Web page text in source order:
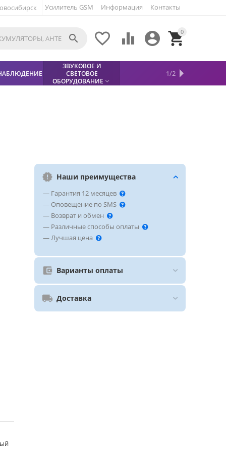
Усилитель GSM Информация Контакты
0


 

ЗВУКОВОЕ И
СВЕТОВОЕ
ОБОРУДОВАНИЕ 
МЕТАЛЛОДЕТЕКТОР
СФИНКС (SPHINX)
БЕЗОПАСНОСТЬ 
КИСЛОТНЫЕ
АККУМУЛЯТОРЫ 
1/2
Наши преимущества
— Гарантия 12 месяцев
— Оповещение по SMS
— Возврат и обмен
— Различные способы оплаты
— Лучшая цена
Варианты оплаты
Доставка